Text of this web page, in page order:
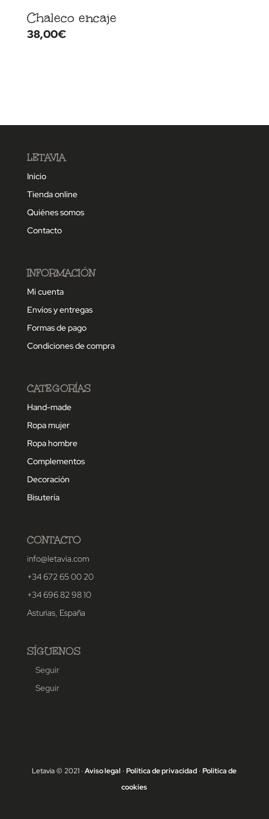
Chaleco encaje
38,00€
LETAVIA
Inicio
Tienda online
Quiénes somos
Contacto
INFORMACIÓN
Mi cuenta
Envíos y entregas
Formas de pago
Condiciones de compra
CATEGORÍAS
Hand-made
Ropa mujer
Ropa hombre
Complementos
Decoración
Bisutería
CONTACTO
info@letavia.com
+34 672 65 00 20
+34 696 82 98 10
Asturias, España
SÍGUENOS
Seguir
Seguir
Letavia © 2021 ·Aviso legal ·Política de privacidad ·Política de
cookies